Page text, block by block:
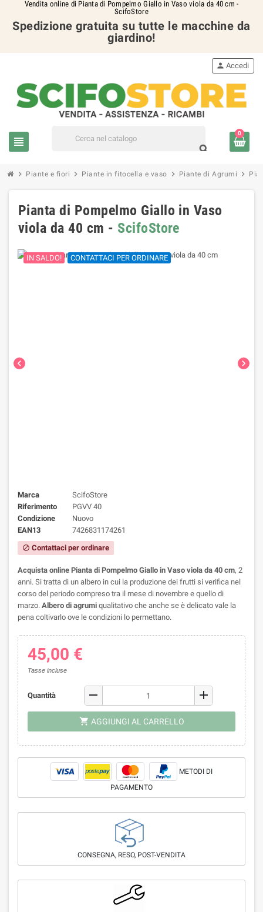
Vendita online di Pianta di Pompelmo Giallo in Vaso viola da 40 cm -
ScifoStore
Spedizione gratuita su tutte le macchine da
giardino!
view_headline
search
person Accedi
0
chevron_right Piante e fiori chevron_right Piante in fitocella e vaso chevron_right Piante di Agrumi chevron_right
Pianta di Pompelmo Giallo in Vaso
viola da 40 cm - ScifoStore
chevron_left chevron_right
IN SALDO! CONTATTACI PER ORDINARE
Marca
ScifoStore
Riferimento
PGVV 40
Condizione
Nuovo
EAN13
7426831174261
block Contattaci per ordinare
Acquista online Pianta di Pompelmo Giallo in Vaso viola da 40 cm, 2
anni. Si tratta di un albero in cui la produzione dei frutti si verifica nel
corso del periodo compreso tra il mese di novembre e quello di
marzo. Albero di agrumi qualitativo che anche se è delicato vale la
pena coltivarlo ove le condizioni lo permettano.
45,00 €
Tasse incluse
Quantità remove add
shopping_cart AGGIUNGI AL CARRELLO
METODI DI
PAGAMENTO
CONSEGNA, RESO, POST-VENDITA